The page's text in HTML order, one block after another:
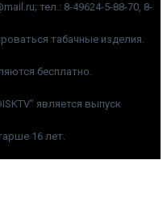
тел.: 8-49624-5-88-70, 8-
табачные изделия.
бесплатно.
является выпуск
16 лет.